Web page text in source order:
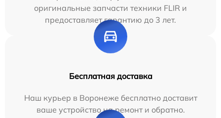
оригинальные запчасти техники FLIR и
предоставляет гарантию до 3 лет.
Бесплатная доставка
Наш курьер в Воронеже бесплатно доставит
ваше устройство на ремонт и обратно.